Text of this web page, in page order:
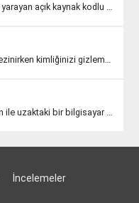
Torrent içeriklerini indirmeye yarayan açık kaynak kodlu bir dosya paylaşım..
İnternet üzerinde çevrimiçi gezinirken kimliğinizi gizlemek ve engelli site..
TeamViewer İndir - Bu yazılım ile uzaktaki bir bilgisayar ya da sunucuya ba..
İncelemeler